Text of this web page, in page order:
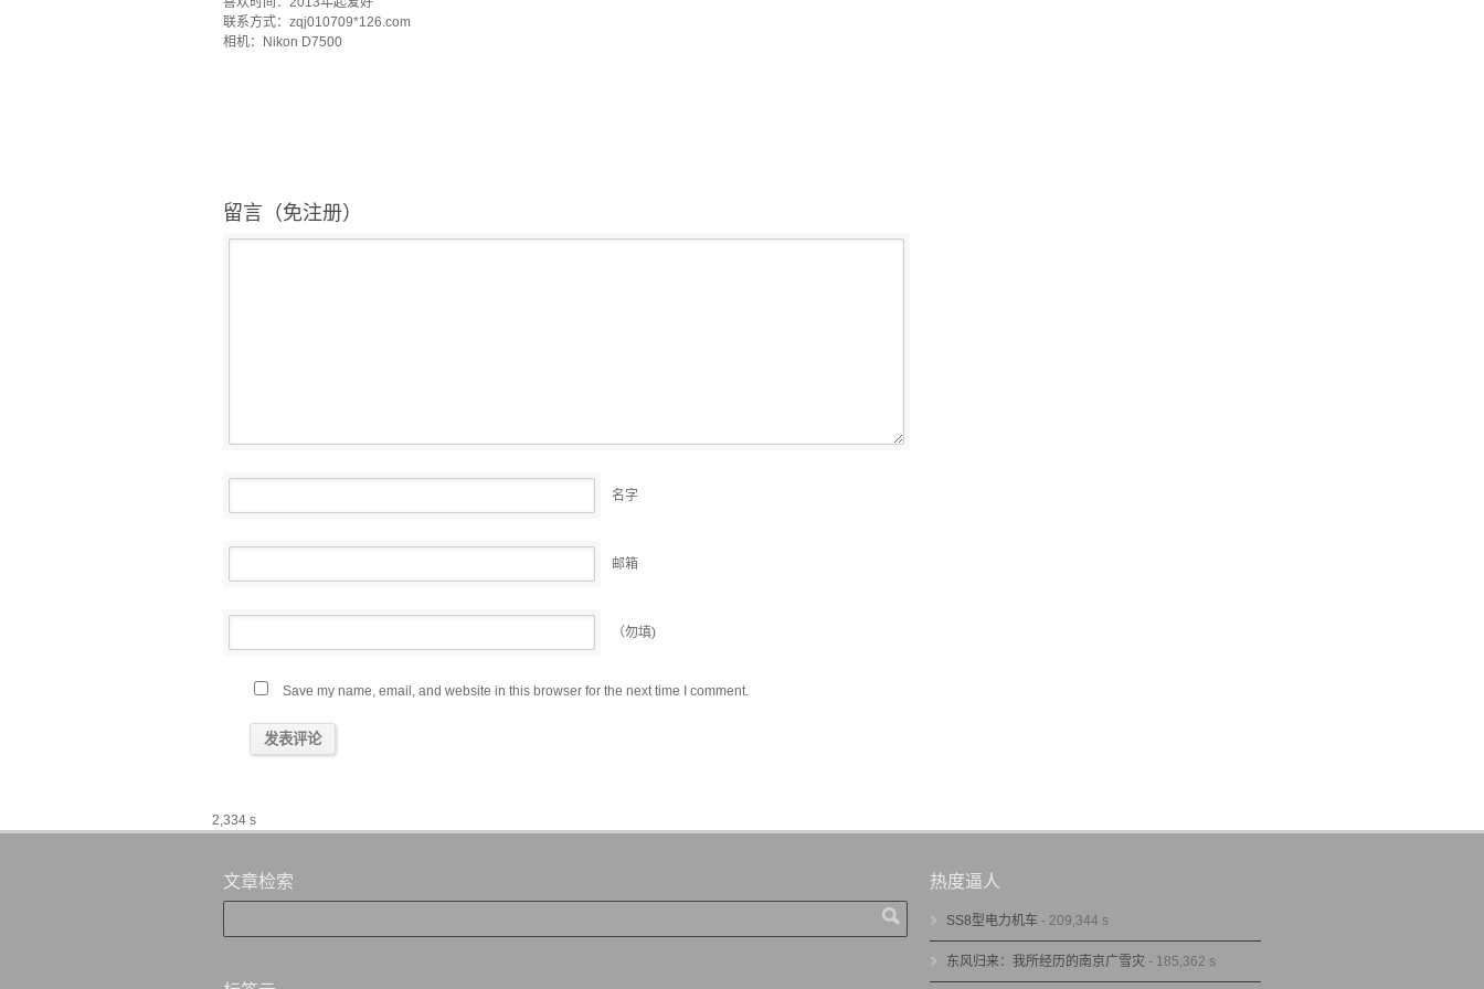
联系方式：zqj010709*126.com
相机：Nikon D7500
留言（免注册）
名字
邮箱
（勿填)
Save my name, email, and website in this browser for the next time I comment.
2,334 s
文章检索 热度逼人
SS8型电力机车 - 209,344 s
东风归来：我所经历的南京广雪灾 - 185,362 s